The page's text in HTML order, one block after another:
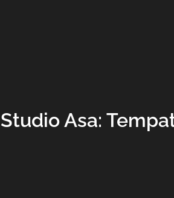
Studio Asa: